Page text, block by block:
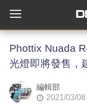
Phottix Nuada
光燈即將發售，
編輯部
2021/03/